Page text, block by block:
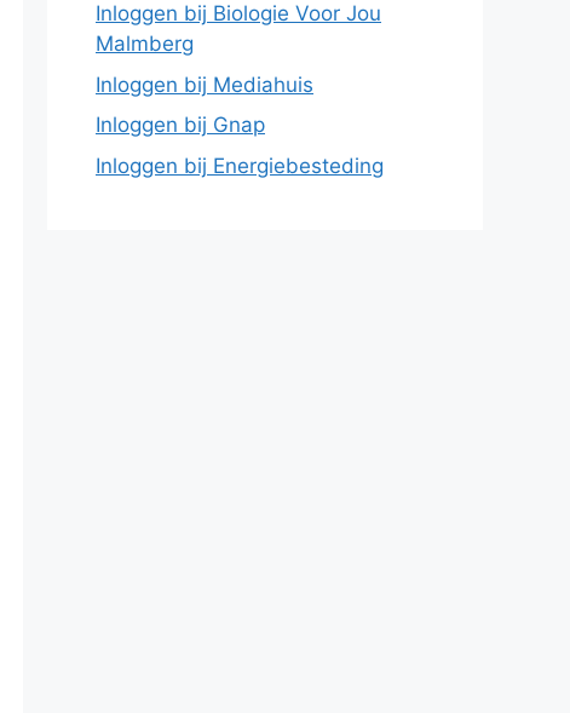
Inloggen bij Biologie Voor Jou
Malmberg
Inloggen bij Mediahuis
Inloggen bij Gnap
Inloggen bij Energiebesteding